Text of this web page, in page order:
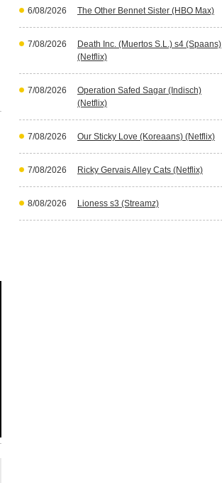
6/08/2026 The Other Bennet Sister (HBO Max)
7/08/2026
Death Inc. (Muertos S.L.) s4 (Spaans)
(Netflix)
7/08/2026
Operation Safed Sagar (Indisch)
(Netflix)
7/08/2026 Our Sticky Love (Koreaans) (Netflix)
7/08/2026 Ricky Gervais Alley Cats (Netflix)
8/08/2026 Lioness s3 (Streamz)